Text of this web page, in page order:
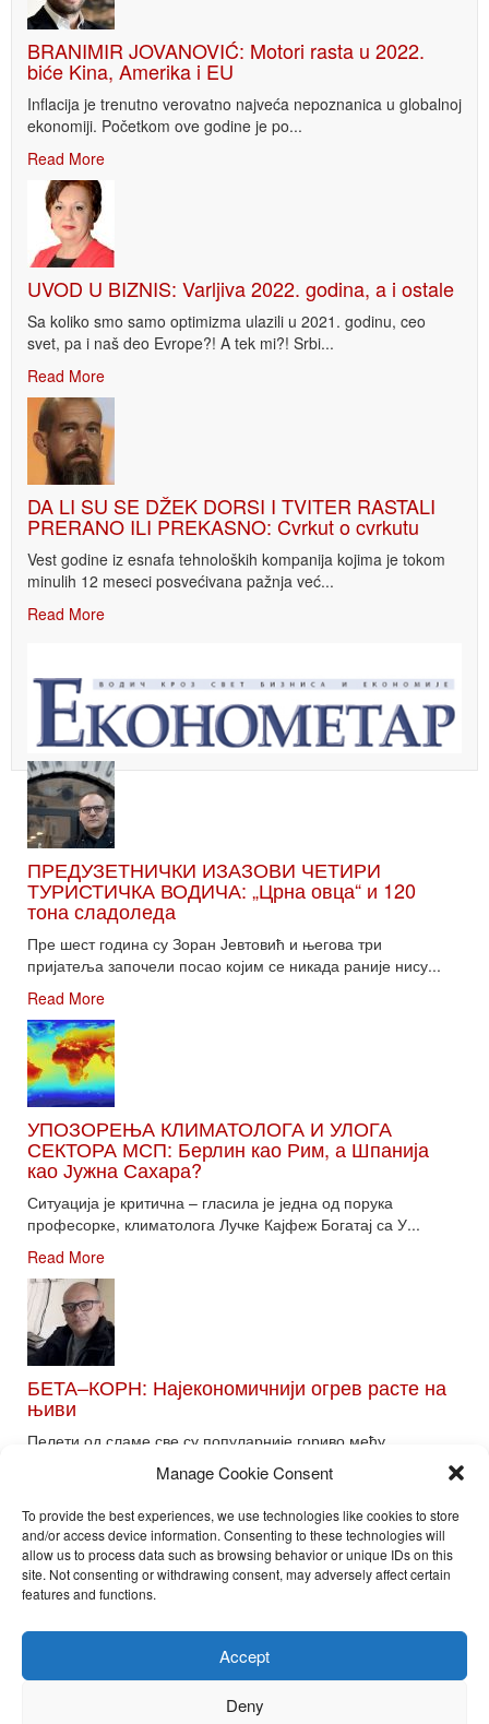
Manage Cookie Consent
To provide the best experiences, we use technologies like cookies to store
and/or access device information. Consenting to these technologies will
allow us to process data such as browsing behavior or unique IDs on this
site. Not consenting or withdrawing consent, may adversely affect certain
features and functions.
Accept
Deny
BRANIMIR JOVANOVIĆ: Motori rasta u 2022.
biće Kina, Amerika i EU
Inflacija je trenutno verovatno najveća nepoznanica u globalnoj
ekonomiji. Početkom ove godine je po...
Read More
UVOD U BIZNIS: Varljiva 2022. godina, a i ostale
Sa koliko smo samo optimizma ulazili u 2021. godinu, ceo
svet, pa i naš deo Evrope?! A tek mi?! Srbi...
Read More
DA LI SU SE DŽEK DORSI I TVITER RASTALI
PRERANO ILI PREKASNO: Cvrkut o cvrkutu
Vest godine iz esnafa tehnoloških kompanija kojima je tokom
minulih 12 meseci posvećivana pažnja već...
Read More
ПРЕДУЗЕТНИЧКИ ИЗАЗОВИ ЧЕТИРИ
ТУРИСТИЧКА ВОДИЧА: „Црна овца“ и 120
тона сладоледа
Пре шест година су Зоран Јевтовић и његова три
пријатеља започели посао којим се никада раније нису...
Read More
УПОЗОРЕЊА КЛИМАТОЛОГА И УЛОГА
СЕКТОРА МСП: Берлин као Рим, а Шпанија
као Јужна Сахара?
Ситуација је критична – гласила је једна од порука
професорке, климатолога Лучке Кајфеж Богатај са У...
Read More
БЕТА–КОРН: Најекономичнији огрев расте на
њиви
Пелети од сламе све су популарније гориво међу
потрошачима. Главне препреке већoj производњи овог ог...
Toggle
Nira Press d.o.o.
Sadržaj ovog sajta je zakonom zaštićena intelektualna svojina
kopiranje, objavljivanje celine ili delova bilo kog proizvoda NiraPress